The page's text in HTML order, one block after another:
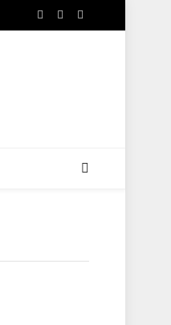
Facebook
X
Instagram